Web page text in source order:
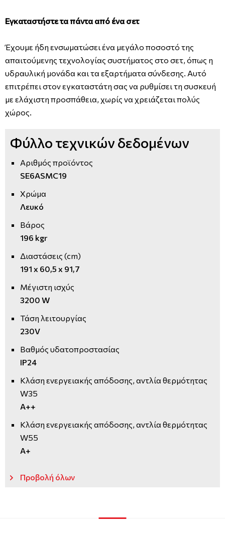
Εγκαταστήστε τα πάντα από ένα σετ
Έχουμε ήδη ενσωματώσει ένα μεγάλο ποσοστό της
απαιτούμενης τεχνολογίας συστήματος στο σετ, όπως η
υδραυλική μονάδα και τα εξαρτήματα σύνδεσης. Αυτό
επιτρέπει στον εγκαταστάτη σας να ρυθμίσει τη συσκευή
με ελάχιστη προσπάθεια, χωρίς να χρειάζεται πολύς
χώρος.
Φύλλο τεχνικών δεδομένων
Αριθμός προϊόντος
SE6ASMC19
Χρώμα
Λευκό
Βάρος
196 kgr
Διαστάσεις (cm)
191 x 60,5 x 91,7
Μέγιστη ισχύς
3200 W
Τάση λειτουργίας
230V
Βαθμός υδατοπροστασίας
IP24
Κλάση ενεργειακής απόδοσης, αντλία θερμότητας
W35
A++
Κλάση ενεργειακής απόδοσης, αντλία θερμότητας
W55
A+
Προβολή όλων